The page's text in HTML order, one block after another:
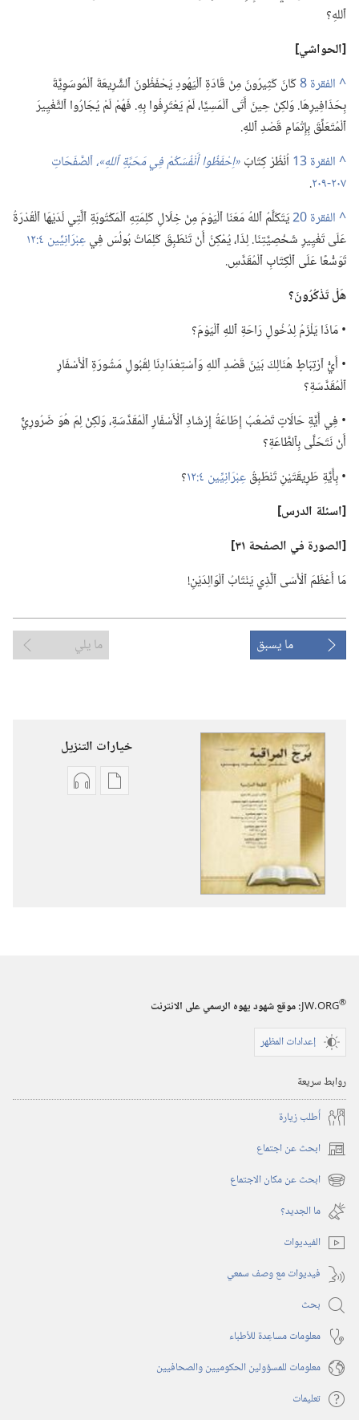
ٱللهِ؟‏
‏[الحواشي]‏
^
كَانَ كَثِيرُونَ مِنْ قَادَةِ ٱلْيَهُودِ يَحْفَظُونَ ٱلشَّرِيعَةَ ٱلْمُوسَوِيَّةَ
بِحَذَافِيرِهَا.‏ وَلكِنْ حِينَ أَتَى ٱلْمَسِيَّا،‏ لَمْ يَعْتَرِفُوا بِهِ.‏ فَهُمْ لَمْ يُجَارُوا ٱلتَّغْيِيرَ
ٱلْمُتَعَلِّقَ بِإِتْمَامِ قَصْدِ ٱللهِ.‏
^
اُنْظُرْ كِتَابَ‏«اِحْفَظُوا أَنْفُسَكُمْفِيمَحَبَّةِ ٱللهِ»،‏ٱلصَّفَحَاتِ
٢٠٧-‏٢٠٩
‏.‏
^
يَتَكَلَّمُ ٱللهُ مَعَنَا ٱلْيَوْمَ مِنْ خِلَالِ كَلِمَتِهِ ٱلْمَكْتُوبَةِ ٱلَّتِي لَدَيْهَا ٱلْقُدْرَةُ
عَلَى تَغْيِيرِ شَخْصِيَّتِنَا.‏ لِذَا،‏ يُمْكِنُ أَنْ تَنْطَبِقَ كَلِمَاتُ بُولُسَ فِيعِبْرَانِيِّين ٤:‏١٢
تَوَسُّعًا عَلَى ٱلْكِتَابِ ٱلْمُقَدَّسِ.‏
هَلْ تَذْكُرُونَ؟‏
‏• مَاذَا يَلْزَمُ لِدُخُولِ رَاحَةِ ٱللهِ ٱلْيَوْمَ؟‏
‏• أَيُّ ٱرْتِبَاطٍ هُنَالِكَ بَيْنَ قَصْدِ ٱللهِ وَٱسْتِعْدَادِنَا لِقُبُولِ مَشُورَةِ ٱلْأَسْفَارِ
ٱلْمُقَدَّسَةِ؟‏
‏• فِي أَيَّةِ حَالَاتٍ تَصْعُبُ إِطَاعَةُ إِرْشَادِ ٱلْأَسْفَارِ ٱلْمُقَدَّسَةِ،‏ وَلكِنْ لِمَ هُوَ ضَرُورِيٌّ
أَنْ نَتَحَلَّى بِٱلطَّاعَةِ؟‏
‏• بِأَيَّةِ طَرِيقَتَيْنِ تَنْطَبِقُعِبْرَانِيِّين ٤:‏١٢
‏؟‏
‏[اسئلة الدرس]‏
‏[الصورة في الصفحة ٣١]‏
مَا أَعْظَمَ ٱلْأَسَى ٱلَّذِي يَنْتَابُ ٱلْوَالِدَيْنِ!‏
ما يسبق ما يلي
خيارات التنزيل
خياراتخيارات
JW.ORG®
:‏ موقع شهود يهوه الرسمي على الانترنت
إعدادات المظهر
روابط سريعة
أُطلب زيارة
ابحث عن اجتماع (يفتح
نافذة ابحث عن مكان الاجتماع (يفتح
نافذة
جديدة)
ما الجديد؟‏
الفيديوات
فيديوات مع وصف سمعي
بحث
معلومات مساعِدة للأطباء
معلومات للمسؤولين الحكوميين والصحافيين
تعليمات